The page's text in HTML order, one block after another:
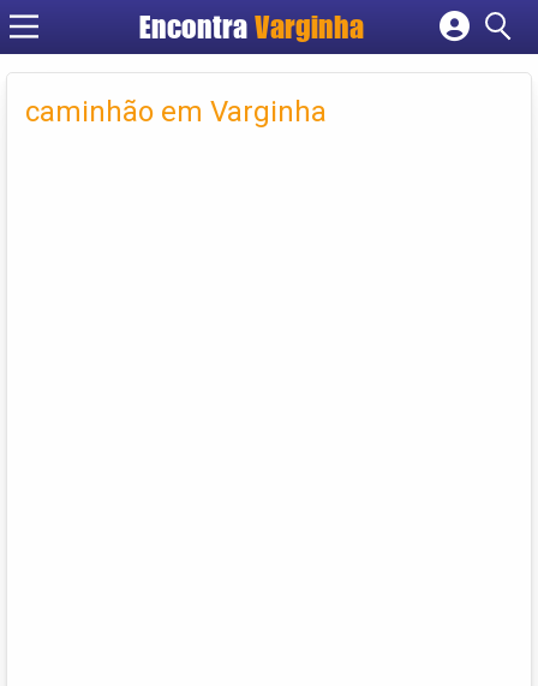
EncontraVarginha
Cadastrar empresa
Criar conta
caminhão em Varginha